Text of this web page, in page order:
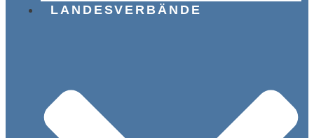
LANDESVERBÄNDE